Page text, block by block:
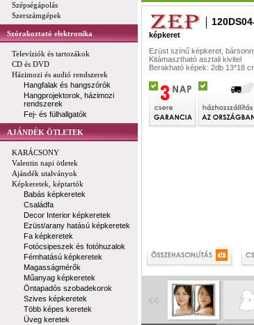
Szépségápolás
Szerszámgépek
Szórakoztató elektronika
Televíziók és tartozákok
CD és DVD
Házimozi és audió rendszerek
Hangfalak és hangszórók
Hangprojektorok, házimozi
rendszerek
Fej- és fülhallgatók
AJÁNDÉK ÖTLETEK
KARÁCSONY
Valentin napi ötletek
Ajándék utalványok
Képkeretek, képtartók
Babás képkeretek
Családfa
Decor Interior képkeretek
Ezüst/arany hatású képkeretek
Fa képkeretek
Fotócsipeszek és fotóhuzalok
Fémhatású képkeretek
Magasságmérők
Műanyag képkeretek
Öntapadós szobadekorok
Szives képkeretek
Több képes keretek
Üveg keretek
képkeret
Ezüst színű képkeret,
Kitámasztható asztali kivitel
Berakható képek: 2db 13*18